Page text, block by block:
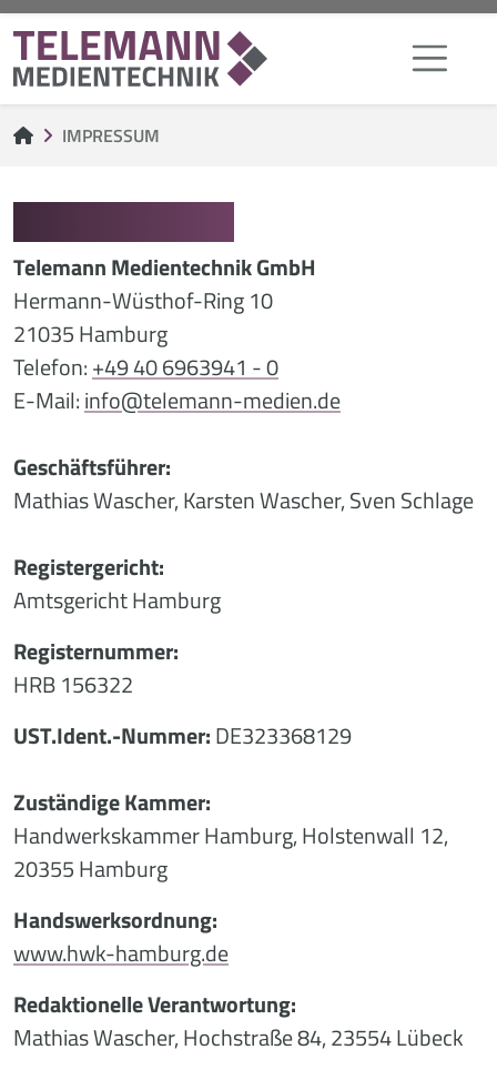
IMPRESSUM
IMPRESSUM
Telemann Medientechnik GmbH
Hermann-Wüsthof-Ring 10
21035 Hamburg
Telefon:+49 40 6963941 - 0
E-Mail:info@telemann-medien.de
Geschäftsführer:
Mathias Wascher, Karsten Wascher, Sven Schlage
Registergericht:
Amtsgericht Hamburg
Registernummer:
HRB 156322
UST.Ident.-Nummer:DE323368129
Zuständige Kammer:
Handwerkskammer Hamburg, Holstenwall 12,
20355 Hamburg
Handswerksordnung:
www.hwk-hamburg.de
Redaktionelle Verantwortung:
Mathias Wascher, Hochstraße 84, 23554 Lübeck